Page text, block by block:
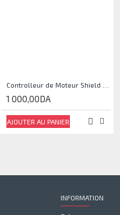
1 000,00DA
AJOUTER AU PANIER
INFORMATION